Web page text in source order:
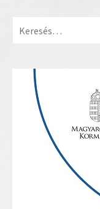
Keresés: